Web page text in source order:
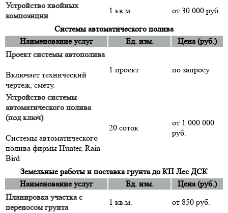
Устройство хвойных
композиции
1 кв.м.
от 30 000 руб.
Системы автоматического полива
Наименование услуг
Ед. изм.
Цена (руб.)
Проект системы автополива
Включает технический
чертеж, смету.
1 проект по запросу
Устройство системы
автоматического полива
(под ключ)
Системы автоматического
полива фирмы Hunter, Rain
Bird
20 соток
от 1 000 000
руб.
Земельные работы и поставка грунта до КП Лес ДСК
Наименование услуг
Ед. изм.
Цена (руб.)
Планировка участка с
переносом грунта
1 кв.м.
от 850 руб.